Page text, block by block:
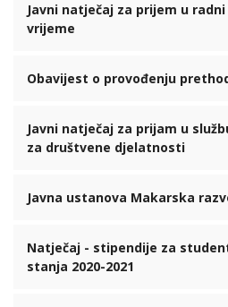
Javni natječaj za prijem u
vrijeme
Obavijest o provođenju
Javni natječaj za prijam u
za društvene djelatnosti
Javna ustanova Makarska
Natječaj - stipendije za
stanja 2020-2021